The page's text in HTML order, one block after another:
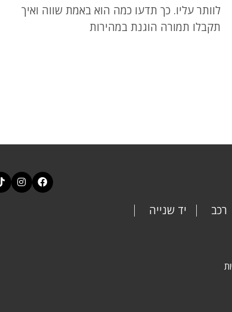
לוותר עליו. כך תדעו כמה הוא באמת שווה ואיך
תקבלו תמורה הוגנת במהירות
רכב
יד שנייה